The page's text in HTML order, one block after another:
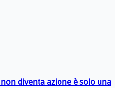
diventa azione è solo una